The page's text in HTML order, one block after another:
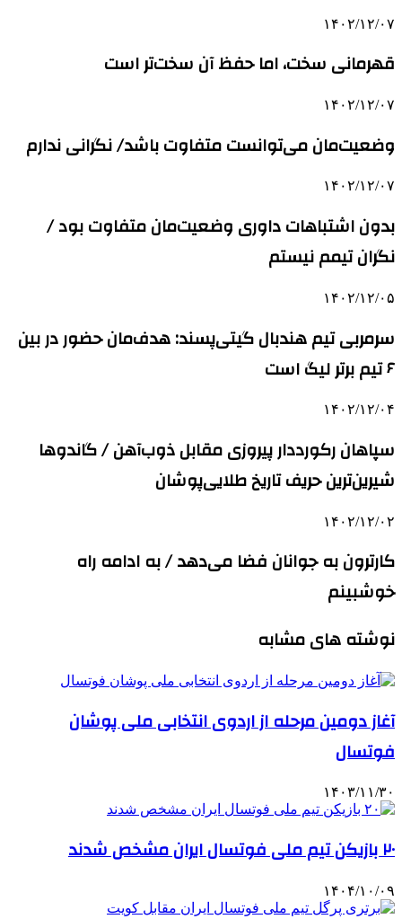
۱۴۰۲/۱۲/۰۷
قهرمانی سخت، اما حفظ آن سخت‌تر است
۱۴۰۲/۱۲/۰۷
وضعیت‌مان می‌توانست متفاوت باشد/ نگرانی ندارم
۱۴۰۲/۱۲/۰۷
بدون اشتباهات داوری وضعیت‌مان متفاوت بود /
نگران تیمم نیستم
۱۴۰۲/۱۲/۰۵
سرمربی تیم هندبال گیتی‌پسند: هدف‌مان حضور در بین
۶ تیم برتر لیگ است
۱۴۰۲/۱۲/۰۴
سپاهان رکورددار پیروزی مقابل ذوب‌آهن / گاندوها
شیرین‌ترین حریف تاریخ طلایی‌پوشان
۱۴۰۲/۱۲/۰۲
کارترون به جوانان فضا می‌دهد / به ادامه راه
خوشبینم
نوشته های مشابه
آغاز دومین مرحله از اردوی انتخابی ملی پوشان
فوتسال
۱۴۰۳/۱۱/۳۰
۲۰ بازیکن تیم ملی فوتسال ایران مشخص شدند
۱۴۰۴/۱۰/۰۹